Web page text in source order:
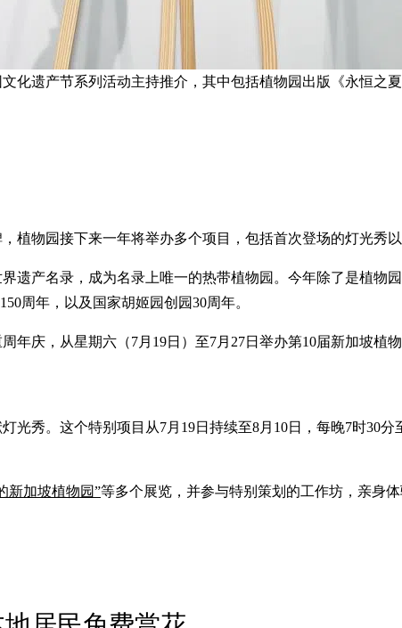
化遗产节系列活动主持推介，其中包括植物园出版《永恒之
植物园接下来一年将举办多个项目，包括首次登场的灯光秀
遗产名录，成为名录上唯一的热带植物园。今年除了是植物
周年，以及国家胡姬园创园30周年。
年庆，从星期六（7月19日）至7月27日举办第10届新加坡
秀。这个特别项目从7月19日持续至8月10日，每晚7时30分
加坡植物园”等多个展览，并参与特别策划的工作坊，亲身